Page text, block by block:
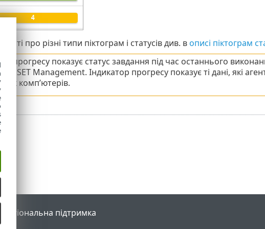
про різні типи піктограм і статусів див. вописі піктограм
прогресу показує статус завдання під час останнього
ESET Management. Індикатор прогресу показує ті дані, які
комп’ютерів.
Регіональна підтримка